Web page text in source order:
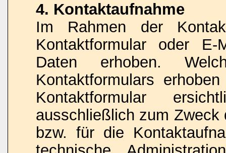
4. Kontaktaufnahme
Im Rahmen der
Kontaktformular oder E-
Daten erhoben.
Kontaktformulars
Kontaktformular
ausschließlich zum Zweck
bzw. für die